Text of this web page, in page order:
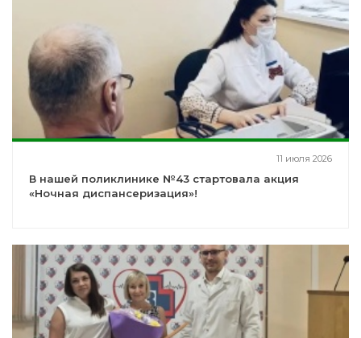
11 июля 2026
В нашей поликлинике №43 стартовала акция
«Ночная диспансеризация»!